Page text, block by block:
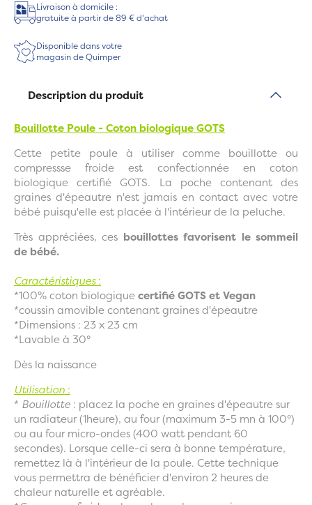
Livraison à domicile :
gratuite à partir de 89 € d'achat
Disponible dans votre
magasin de Quimper
Description du produit
Bouillotte Poule - Coton biologique GOTS
Cette petite poule à utiliser comme bouillotte ou
compressse froide est confectionnée en coton
biologique certifié GOTS. La poche contenant des
graines d'épeautre n'est jamais en contact avec votre
bébé puisqu'elle est placée à l'intérieur de la peluche.
Très appréciées, ces bouillottes favorisent le sommeil
de bébé.
Caractéristiques:
*100% coton biologiquecertifié GOTS et Vegan
*coussin amovible contenant graines d'épeautre
*Dimensions : 23 x 23 cm
*Lavable à 30°
Dès la naissance
Utilisation :
* Bouillotte : placez la poche en graines d'épeautre sur
un radiateur (1heure), au four (maximum 3-5 mn à 100°)
ou au four micro-ondes (400 watt pendant 60
secondes). Lorsque celle-ci sera à bonne température,
remettez là à l'intérieur de la poule. Cette technique
vous permettra de bénéficier d'environ 2 heures de
chaleur naturelle et agréable.